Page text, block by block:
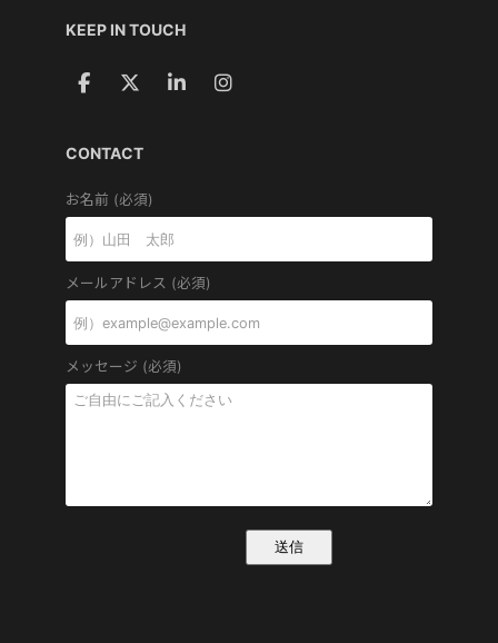
KEEP IN TOUCH
CONTACT
お名前 (必須)
メールアドレス (必須)
メッセージ (必須)